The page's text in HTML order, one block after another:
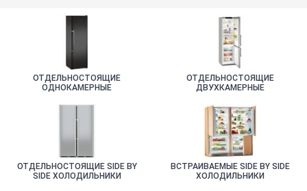
ОТДЕЛЬНОСТОЯЩИЕ
ОДНОКАМЕРНЫЕ
ОТДЕЛЬНОСТОЯЩИЕ
ДВУХКАМЕРНЫЕ
ОТДЕЛЬНОСТОЯЩИЕ SIDE BY
SIDE ХОЛОДИЛЬНИКИ
ВСТРАИВАЕМЫЕ SIDE BY SIDE
ХОЛОДИЛЬНИКИ